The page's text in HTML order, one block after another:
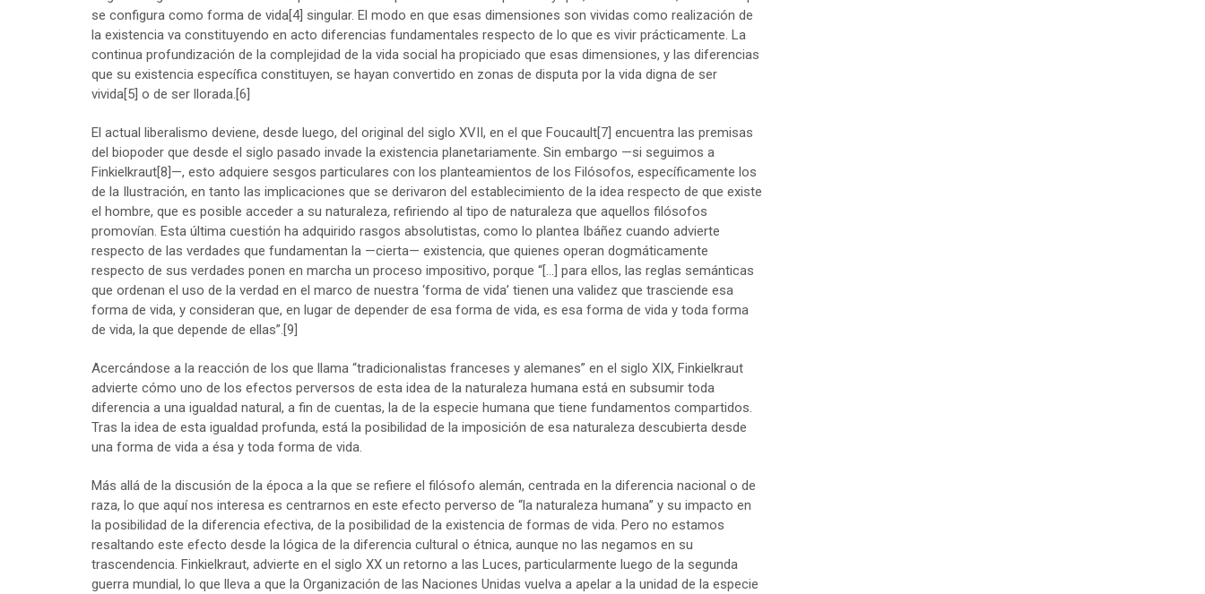
se configura como forma de vida[4] singular. El modo en que esas dimensiones son vividas como realización de
la existencia va constituyendo en acto diferencias fundamentales respecto de lo que es vivir prácticamente. La
continua profundización de la complejidad de la vida social ha propiciado que esas dimensiones, y las diferencias
que su existencia específica constituyen, se hayan convertido en zonas de disputa por la vida digna de ser
vivida[5] o de ser llorada.[6]
El actual liberalismo deviene, desde luego, del original del siglo XVII, en el que Foucault[7] encuentra las premisas
del biopoder que desde el siglo pasado invade la existencia planetariamente. Sin embargo —si seguimos a
Finkielkraut[8]—, esto adquiere sesgos particulares con los planteamientos de los Filósofos, específicamente los
de la Ilustración, en tanto las implicaciones que se derivaron del establecimiento de la idea respecto de que existe
el hombre, que es posible acceder a su naturaleza, refiriendo al tipo de naturaleza que aquellos filósofos
promovían. Esta última cuestión ha adquirido rasgos absolutistas, como lo plantea Ibáñez cuando advierte
respecto de las verdades que fundamentan la —cierta— existencia, que quienes operan dogmáticamente
respecto de sus verdades ponen en marcha un proceso impositivo, porque “[…] para ellos, las reglas semánticas
que ordenan el uso de la verdad en el marco de nuestra ‘forma de vida’ tienen una validez que trasciende esa
forma de vida, y consideran que, en lugar de depender de esa forma de vida, es esa forma de vida y toda forma
de vida, la que depende de ellas”.[9]
Acercándose a la reacción de los que llama “tradicionalistas franceses y alemanes” en el siglo XIX, Finkielkraut
advierte cómo uno de los efectos perversos de esta idea de la naturaleza humana está en subsumir toda
diferencia a una igualdad natural, a fin de cuentas, la de la especie humana que tiene fundamentos compartidos.
Tras la idea de esta igualdad profunda, está la posibilidad de la imposición de esa naturaleza descubierta desde
una forma de vida a ésa y toda forma de vida.
Más allá de la discusión de la época a la que se refiere el filósofo alemán, centrada en la diferencia nacional o de
raza, lo que aquí nos interesa es centrarnos en este efecto perverso de “la naturaleza humana” y su impacto en
la posibilidad de la diferencia efectiva, de la posibilidad de la existencia de formas de vida. Pero no estamos
resaltando este efecto desde la lógica de la diferencia cultural o étnica, aunque no las negamos en su
trascendencia. Finkielkraut, advierte en el siglo XX un retorno a las Luces, particularmente luego de la segunda
guerra mundial, lo que lleva a que la Organización de las Naciones Unidas vuelva a apelar a la unidad de la especie